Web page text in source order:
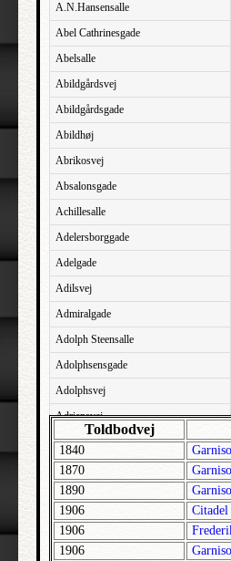
A.N.Hansensalle
Abel Cathrinesgade
Abelsalle
Abildgårdsvej
Abildgårdsgade
Abildhøj
Abrikosvej
Absalonsgade
Achillesalle
Adelersborggade
Adelgade
Adilsvej
Admiralgade
Adolph Steensalle
Adolphsensgade
Adolphsvej
Adriansvej
Aftenbakken
Agavevej
Agerlandsvej
Agermosen
Agerskovvej
Toldbodvej
1840
1870
1890
1906
1906
1906